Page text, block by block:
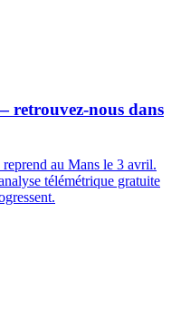
retrouvez-nous dans
au Mans le 3 avril.
télémétrique gratuite